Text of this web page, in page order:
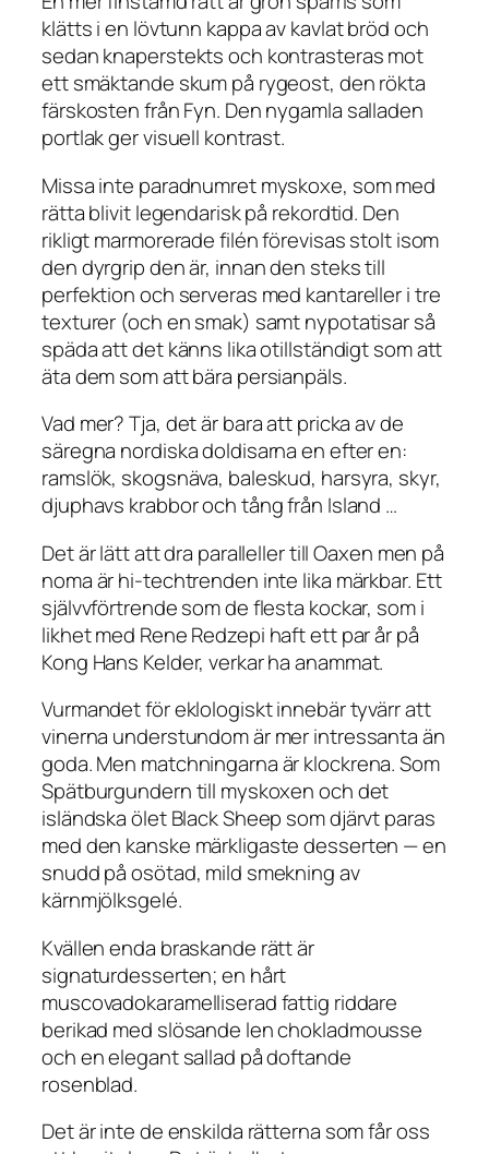
klätts i en lövtunn kappa av kavlat bröd och
sedan knaperstekts och kontrasteras mot
ett smäktande skum på rygeost, den rökta
färskosten från Fyn. Den nygamla salladen
portlak ger visuell kontrast.
Missa inte paradnumret myskoxe, som med
rätta blivit legendarisk på rekordtid. Den
rikligt marmorerade filén förevisas stolt isom
den dyrgrip den är, innan den steks till
perfektion och serveras med kantareller i tre
texturer (och en smak) samt nypotatisar så
späda att det känns lika otillständigt som att
äta dem som att bära persianpäls.
Vad mer? Tja, det är bara att pricka av de
säregna nordiska doldisarna en efter en:
ramslök, skogsnäva, baleskud, harsyra, skyr,
djuphavs krabbor och tång från Island …
Det är lätt att dra paralleller till Oaxen men på
noma är hi-techtrenden inte lika märkbar. Ett
självvförtrende som de flesta kockar, som i
likhet med Rene Redzepi haft ett par år på
Kong Hans Kelder, verkar ha anammat.
Vurmandet för eklologiskt innebär tyvärr att
vinerna understundom är mer intressanta än
goda. Men matchningarna är klockrena. Som
Spätburgundern till myskoxen och det
isländska ölet Black Sheep som djärvt paras
med den kanske märkligaste desserten — en
snudd på osötad, mild smekning av
kärnmjölksgelé.
Kvällen enda braskande rätt är
signaturdesserten; en hårt
muscovadokaramelliserad fattig riddare
berikad med slösande len chokladmousse
och en elegant sallad på doftande
rosenblad.
Det är inte de enskilda rätterna som får oss